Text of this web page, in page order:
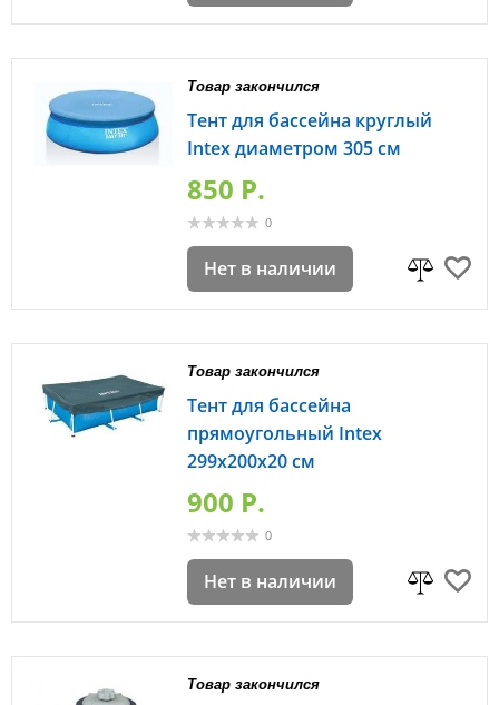
Товар закончился
Тент для бассейна круглый
Intex диаметром 305 см
850 P.
0
Нет в наличии
Товар закончился
Тент для бассейна
прямоугольный Intex
299х200х20 см
900 P.
0
Нет в наличии
Товар закончился